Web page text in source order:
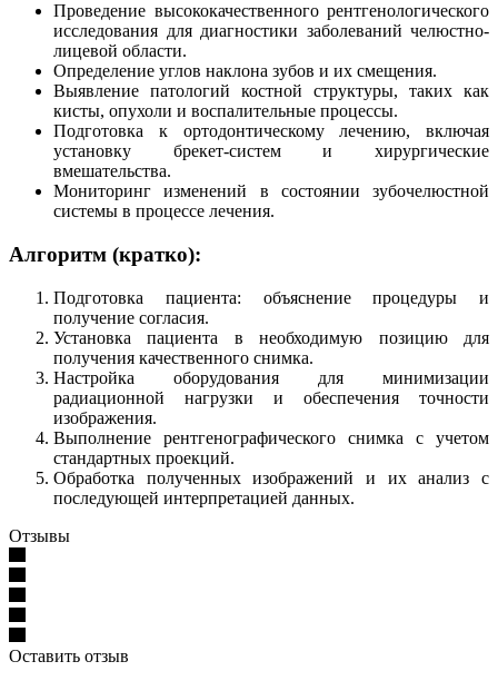
Проведение высококачественного рентгенологического
исследования для диагностики заболеваний челюстно-
лицевой области.
Определение углов наклона зубов и их смещения.
Выявление патологий костной структуры, таких как
кисты, опухоли и воспалительные процессы.
Подготовка к ортодонтическому лечению, включая
установку брекет-систем и хирургические
вмешательства.
Мониторинг изменений в состоянии зубочелюстной
системы в процессе лечения.
Алгоритм (кратко):
Подготовка пациента: объяснение процедуры и
получение согласия.
Установка пациента в необходимую позицию для
получения качественного снимка.
Настройка оборудования для минимизации
радиационной нагрузки и обеспечения точности
изображения.
Выполнение рентгенографического снимка с учетом
стандартных проекций.
Обработка полученных изображений и их анализ с
последующей интерпретацией данных.
Отзывы
Оставить отзыв